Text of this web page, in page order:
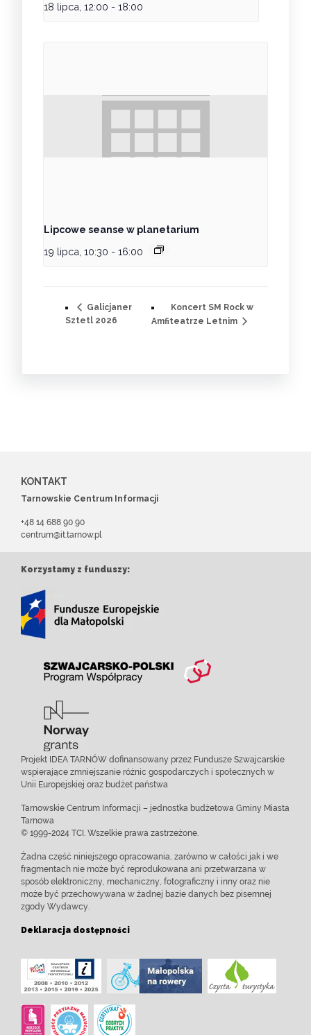
18 lipca, 12:00 - 18:00
Lipcowe seanse w planetarium
19 lipca, 10:30 - 16:00
Galicjaner
Sztetl 2026
Koncert SM Rock w
Amfiteatrze Letnim
KONTAKT
Tarnowskie Centrum Informacji
+48 14 688 90 90
centrum@it.tarnow.pl
Korzystamy z funduszy:
Projekt IDEA TARNÓW dofinansowany przez Fundusze Szwajcarskie
wspierające zmniejszanie różnic gospodarczych i społecznych w
Unii Europejskiej oraz budżet państwa
Tarnowskie Centrum Informacji – jednostka budżetowa Gminy Miasta
Tarnowa
© 1999-2024 TCI. Wszelkie prawa zastrzeżone.
Żadna część niniejszego opracowania, zarówno w całości jak i we
fragmentach nie może być reprodukowana ani przetwarzana w
sposób elektroniczny, mechaniczny, fotograficzny i inny oraz nie
może być przechowywana w żadnej bazie danych bez pisemnej
zgody Wydawcy.
Deklaracja dostępności